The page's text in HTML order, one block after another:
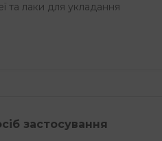
та лаки для укладання
застосування